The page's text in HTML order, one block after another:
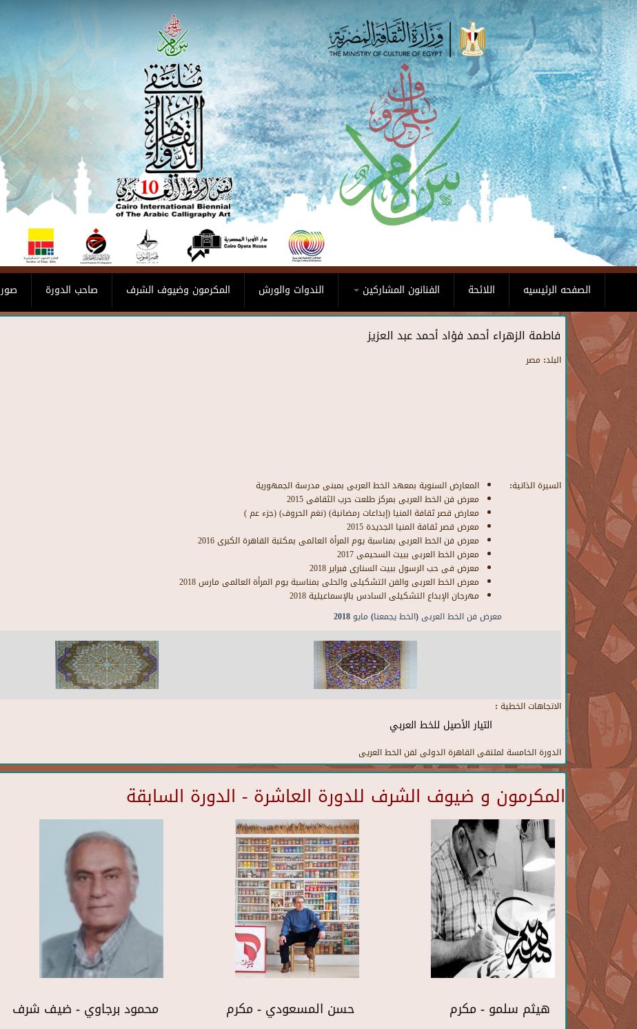
Skip to main content
صور صاحب الدورة المكرمون وضيوف الشرف الندوات والورش الفنانون المشاركين اللائحة الصفحه الرئيسيه
فاطمة الزهراء أحمد فؤاد أحمد عبد العزيز
البلد: مصر
السيرة الذاتية:
المعارض السنوية بمعهد الخط العربى بمبنى مدرسة الجمهورية
معرض فن الخط العربى بمركز طلعت حرب الثقافى 2015
معارض قصر ثقافة المنيا (إبداعات رمضانية) (نغم الحروف) (جزء عم )
معرض قصر ثقافة المنيا الجديدة 2015
معرض فن الخط العربى بمناسبة يوم المرأة العالمى بمكتبة القاهرة الكبرى 2016
معرض الخط العربى ببيت السحيمى 2017
معرض فى حب الرسول ببيت السنارى فبراير 2018
معرض الخط العربى والفن التشكيلى والحلى بمناسبة يوم المرأة العالمى مارس 2018
مهرجان الإبداع التشكيلى السادس بالإسماعيلية 2018
معرض فن الخط العربى (الخط يجمعنا) مايو 2018
الاتجاهات الخطية :
التيار الأصيل للخط العربي
الدورة الخامسة لملتقى القاهرة الدولى لفن الخط العريى
المكرمون و ضيوف الشرف للدورة العاشرة - الدورة السابقة
محمود برجاوي - ضيف شرف حسن المسعودي - مكرم هيثم سلمو - مكرم